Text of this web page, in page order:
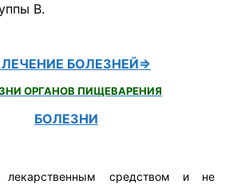
В.
ЛЕЧЕНИЕ БОЛЕЗНЕЙ⇒
ОРГАНОВ ПИЩЕВАРЕНИЯ
БОЛЕЗНИ
лекарственным средством и не